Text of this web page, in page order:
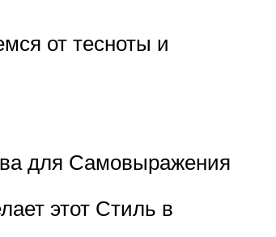
от тесноты и
для Самовыражения
этот Стиль в